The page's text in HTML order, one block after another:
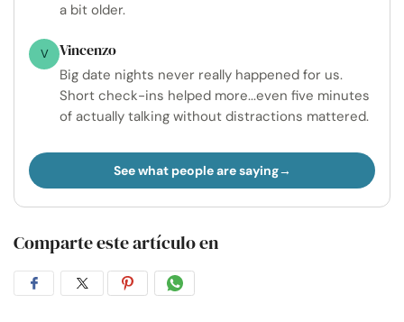
a bit older.
V Vincenzo
Big date nights never really happened for us.
Short check-ins helped more...even five minutes
of actually talking without distractions mattered.
See what people are saying
Comparte este artículo en
CompartirCompartirCompartirCompartir